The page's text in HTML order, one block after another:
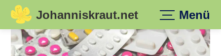
Skip
content
Johanniskraut.net Menü